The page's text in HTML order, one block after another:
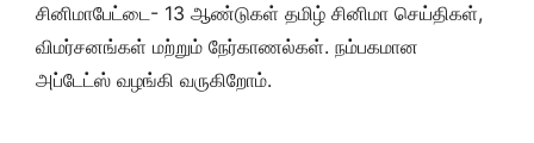
சினிமாபேட்டை- 13 ஆண்டுகள் தமிழ் சினிமா செய்திகள்,
விமர்சனங்கள் மற்றும் நேர்காணல்கள். நம்பகமான
அப்டேட்ஸ் வழங்கி வருகிறோம்.